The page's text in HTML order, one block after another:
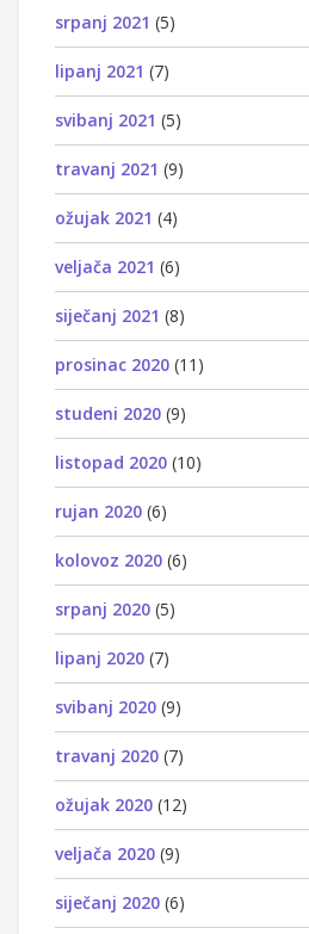
srpanj 2021 (5)
lipanj 2021 (7)
svibanj 2021 (5)
travanj 2021 (9)
ožujak 2021 (4)
veljača 2021 (6)
siječanj 2021 (8)
prosinac 2020 (11)
studeni 2020 (9)
listopad 2020 (10)
rujan 2020 (6)
kolovoz 2020 (6)
srpanj 2020 (5)
lipanj 2020 (7)
svibanj 2020 (9)
travanj 2020 (7)
ožujak 2020 (12)
veljača 2020 (9)
siječanj 2020 (6)